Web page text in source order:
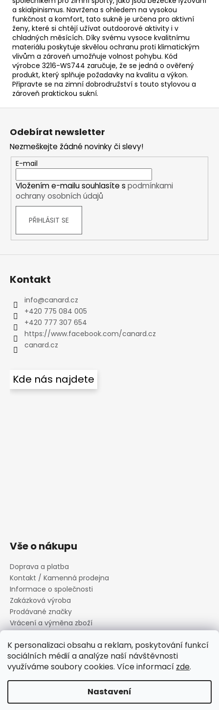
K personalizaci obsahu a reklam, poskytování funkcí
sociálních médií a analýze naší návštěvnosti
využíváme soubory cookies. Více informací zde.
Nastavení
a skialpinismus. Navržena s ohledem na vysokou
funkčnost a komfort, tato sukně je určena pro aktivní
ženy, které si chtějí užívat outdoorové aktivity i v
chladných měsících. Díky svému vysoce kvalitnímu
materiálu poskytuje skvělou ochranu proti klimatickým
vlivům a zároveň umožňuje volnost pohybu. Kód
výrobce 3216-WS744 zaručuje, že se jedná o ověřený
produkt, který splňuje požadavky na kvalitu a výkon.
Připravte se na zimní dobrodružství s touto stylovou a
zároveň praktickou sukní.
Z
Odebírat newsletter
Nezmeškejte žádné novinky či slevy!
E-mail
Vložením e-mailu souhlasíte s podmínkami
ochrany osobních údajů
PŘIHLÁSIT SE
Kontakt
info@canard.cz
+420 775 084 005
+420 777 307 654
https://www.facebook.com/canard.cz
canard.cz
Kde nás najdete
Vše o nákupu
Doprava a platba
Kontakt / Kamenná prodejna
Informace o společnosti
Zakázková výroba
Prodávané značky
Vrácení a výměna zboží
Informace o souborech cookies
Reklamační řád
Obchodní podmínky